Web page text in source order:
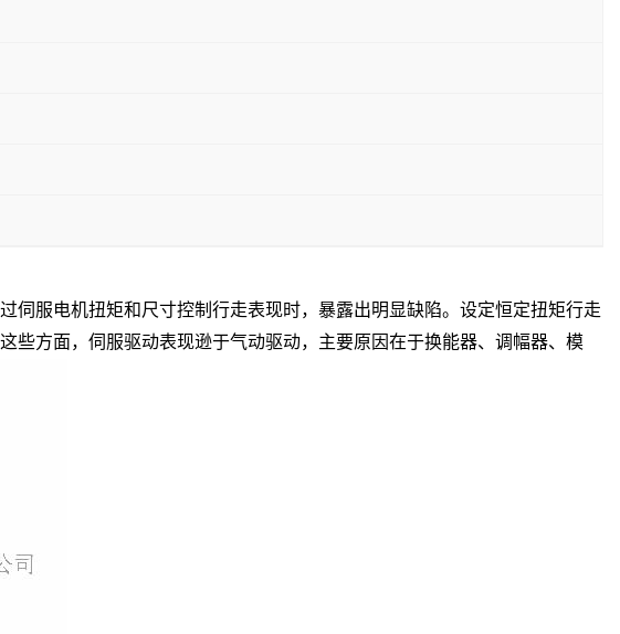
服电机扭矩和尺寸控制行走表现时，暴露出明显缺陷。设定恒定扭矩行走
些方面，伺服驱动表现逊于气动驱动，主要原因在于换能器、调幅器、模